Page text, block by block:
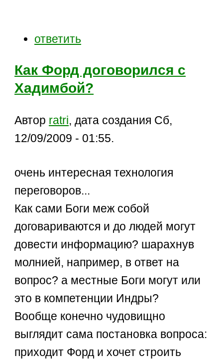
ответить
Как Форд договорился с
Хадимбой?
Автор ratri, дата создания Сб,
12/09/2009 - 01:55.
очень интересная технология
переговоров...
Как сами Боги меж собой
договариваются и до людей могут
довести информацию? шарахнув
молнией, например, в ответ на
вопрос? а местные Боги могут или
это в компетенции Индры?
Вообще конечно чудовищно
выглядит сама постановка вопроса:
приходит Форд и хочет строить